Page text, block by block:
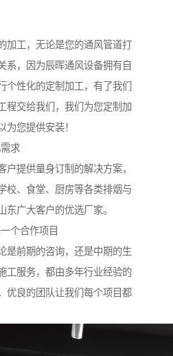
加工，无论是您的通风管道打
系，因为辰晖通风设备拥有自
个性化的定制加工，有了我们
程交给我们，我们为您定制加
为您提供安装！
求
户提供量身订制的解决方案，
校、食堂、厨房等各类排烟与
东广大客户的优选厂家。
个合作项目
是前期的咨询，还是中期的生
工服务，都由多年行业经验的
优良的团队让我们每个项目都